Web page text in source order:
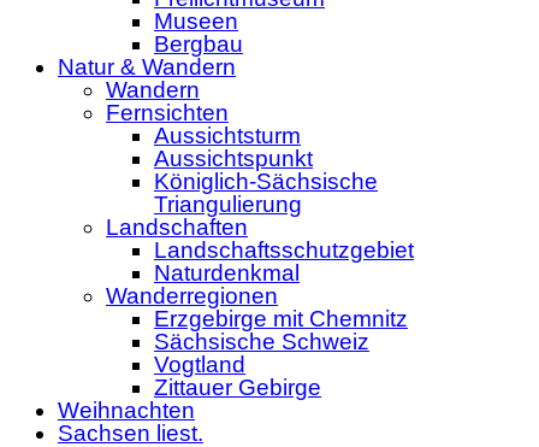
Museen
Bergbau
Natur & Wandern
Wandern
Fernsichten
Aussichtsturm
Aussichtspunkt
Königlich-Sächsische
Triangulierung
Landschaften
Landschaftsschutzgebiet
Naturdenkmal
Wanderregionen
Erzgebirge mit Chemnitz
Sächsische Schweiz
Vogtland
Zittauer Gebirge
Weihnachten
Sachsen liest.